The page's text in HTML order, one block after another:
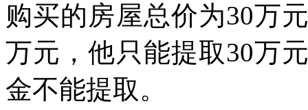
购买的房屋总价为30万
万元，他只能提取30万
金不能提取。